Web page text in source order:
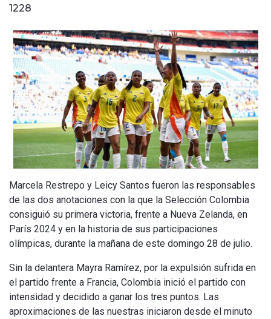
1228
Marcela Restrepo y Leicy Santos fueron las responsables
de las dos anotaciones con la que la Selección Colombia
consiguió su primera victoria, frente a Nueva Zelanda, en
París 2024 y en la historia de sus participaciones
olímpicas, durante la mañana de este domingo 28 de julio.
Sin la delantera Mayra Ramírez, por la expulsión sufrida en
el partido frente a Francia, Colombia inició el partido con
intensidad y decidido a ganar los tres puntos. Las
aproximaciones de las nuestras iniciaron desde el minuto